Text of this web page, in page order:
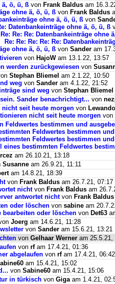
ä, ö, ü, ß von Frank Baldus am
ohne ä, ö, ü, ß von Frank Baldus
ohne ä, ö, ü, ß von
Datenbankeinträge ohne ä, ö, ü, ß
Re: Re: Re: Datenbankeinträge ohne
Re: Re: Re: Re: Re:
ohne ä, ö, ü, ß von Sander am
von HajoWam 13.1.22, 13:57
werden zurückgewiesen von
Stephan Bliemel am 2.1.22, 10:50
weg von Sander am 4.1.22, 21:52
sind weg von Stephan Bliemel
Sander benachrichtigt... von
seit heute morgen von
nicht seit heute morgen von
Feldwertes bestimmen und
Feldwertes bestimmen
Feldwertes bestimmen
eines bestimmten Feldwertes
am 26.10.21, 13:18
Susanne am 26.9.21, 11:11
am 14.8.21, 18:39
von Frank Baldus am 26.7.21, 07:17
nichtvon Frank Baldus am
antwortet nichtvon Frank Baldus
oder löschen von sabine am
bearbeiten oder löschen von Det63
Joerg am 14.6.21, 11:28
von Sander am 15.6.21, 13:21
von Gelhaar Werner am 25.5.21,
von rfam 17.4.21, 01:36
abgelaufen von rfam 17.4.21, 06:42
am 15.4.21, 15:02
von Sabine60 am 15.4.21, 15:06
in türkisch von Gigaam 1.4.21,